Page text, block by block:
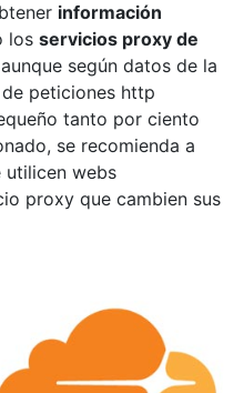
información
los servicios proxy de
según datos de la
peticiones http
tanto por ciento
se recomienda a
utilicen webs
proxy que cambien sus